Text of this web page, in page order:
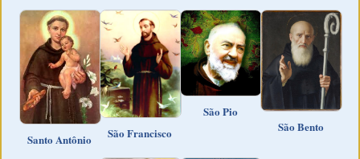
Santo Antônio São Francisco
São Pio
São Bento